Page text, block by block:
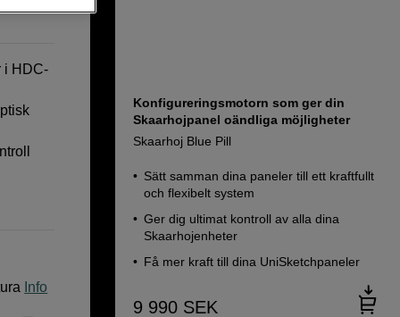
i HDC-
Info
Konfigureringsmotorn som ger din
Skaarhojpanel oändliga möjligheter
Skaarhoj Blue Pill
Sätt samman dina paneler till ett kraftfullt
och flexibelt system
Ger dig ultimat kontroll av alla dina
Skaarhojenheter
Få mer kraft till dina UniSketchpaneler
9 990 SEK